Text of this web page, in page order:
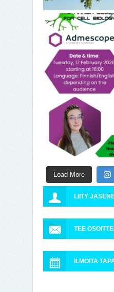
Load More
LIITY
TEE
ILMOITA